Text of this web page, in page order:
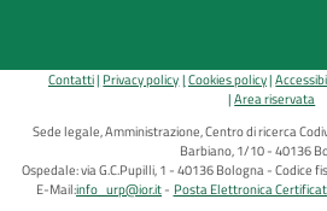
Contatti Privacy policy Cookies policy
Area riservata
Sede legale, Amministrazione, Centro di ricerca
Barbiano, 1/10 - 40136
Ospedale: via G.C.Pupilli, 1 - 40136 Bologna - Codice
E-Mail:info_urp@ior.it Posta Elettronica